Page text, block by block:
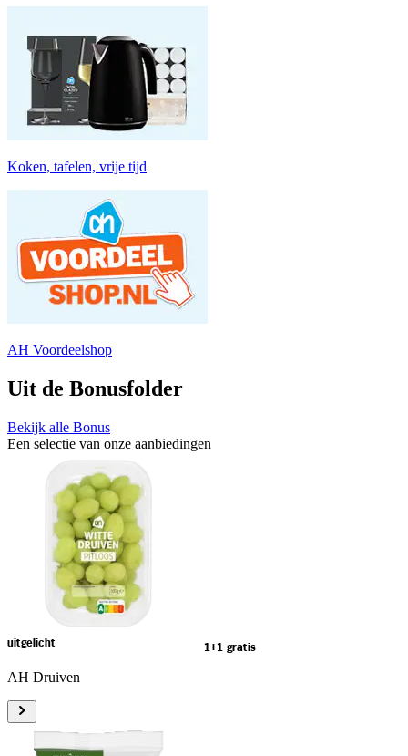
Koken, tafelen, vrije tijd
AH Voordeelshop
Uit de Bonusfolder
Bekijk alle Bonus
Een selectie van onze aanbiedingen
uitgelicht 1+1 gratis
AH Druiven